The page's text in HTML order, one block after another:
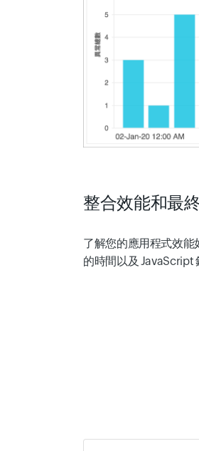
整合效能和最
了解您的應用程式效
的時間以及 JavaScript